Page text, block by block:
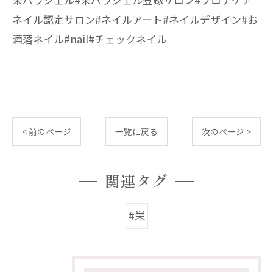
ネイル認定サロン#ネイルアート#ネイルデザイン#お
酒落ネイル#nail#チェックネイル
< 前のページ 一覧に戻る 次のページ >
関連タグ
#栄